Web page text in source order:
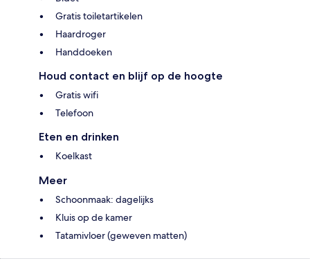
Gratis toiletartikelen
Haardroger
Handdoeken
Houd contact en blijf op de hoogte
Gratis wifi
Telefoon
Eten en drinken
Koelkast
Meer
Schoonmaak: dagelijks
Kluis op de kamer
Tatamivloer (geweven matten)